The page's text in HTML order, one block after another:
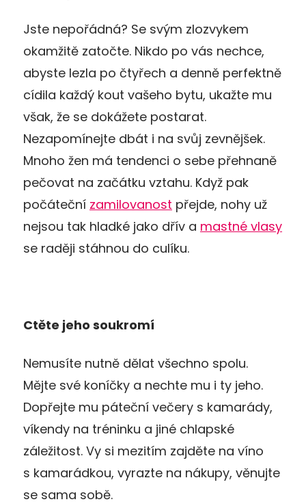
Jste nepořádná? Se svým zlozvykem
okamžitě zatočte. Nikdo po vás nechce,
abyste lezla po čtyřech a denně perfektně
cídila každý kout vašeho bytu, ukažte mu
však, že se dokážete postarat.
Nezapomínejte dbát i na svůj zevnějšek.
Mnoho žen má tendenci o sebe přehnaně
pečovat na začátku vztahu. Když pak
počáteční zamilovanost přejde, nohy už
nejsou tak hladké jako dřív a mastné vlasy
se raději stáhnou do culíku.
Ctěte jeho soukromí
Nemusíte nutně dělat všechno spolu.
Mějte své koníčky a nechte mu i ty jeho.
Dopřejte mu páteční večery s kamarády,
víkendy na tréninku a jiné chlapské
záležitost. Vy si mezitím zajděte na víno
s kamarádkou, vyrazte na nákupy, věnujte
se sama sobě.